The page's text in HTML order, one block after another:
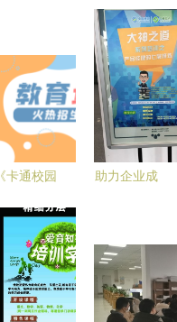
《卡通校园
站》——用
色彩点亮教
育之路
助力企业成
咨询服务
（2021/2022
面向企业）